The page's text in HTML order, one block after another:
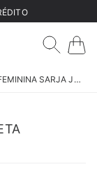
BERMUDA FEMININA SARJA JULIETA